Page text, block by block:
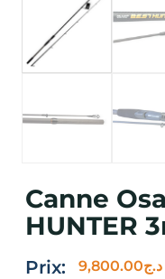
Canne
HUNTER
Prix: د.ج9,800.00